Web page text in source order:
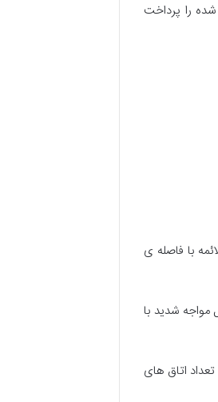
شده را پرداخت
با فاصله ی
مواجه شدید با
۱۵% از هزینه اقامت اولین شب به تعداد اتاق های